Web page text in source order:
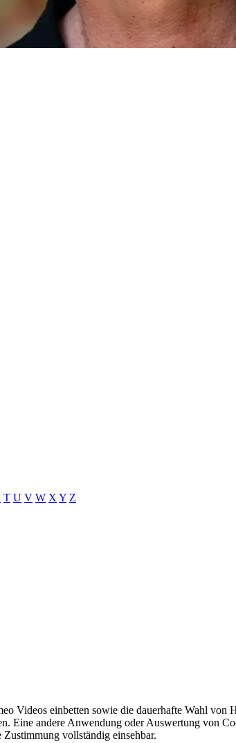
T U V W X Y Z
Videos einbetten sowie die dauerhafte Wahl
Eine andere Anwendung oder Auswertung von
vollständig einsehbar.